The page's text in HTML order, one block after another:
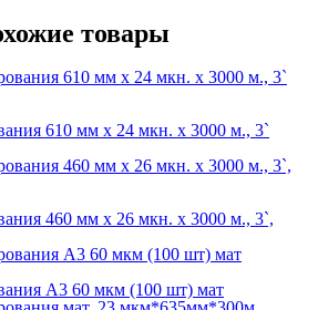
товары
610 мм x 24 мкн. x 3000 м., 3`
460 мм x 26 мкн. x 3000 м., 3`,
А3 60 мкм (100 шт) мат